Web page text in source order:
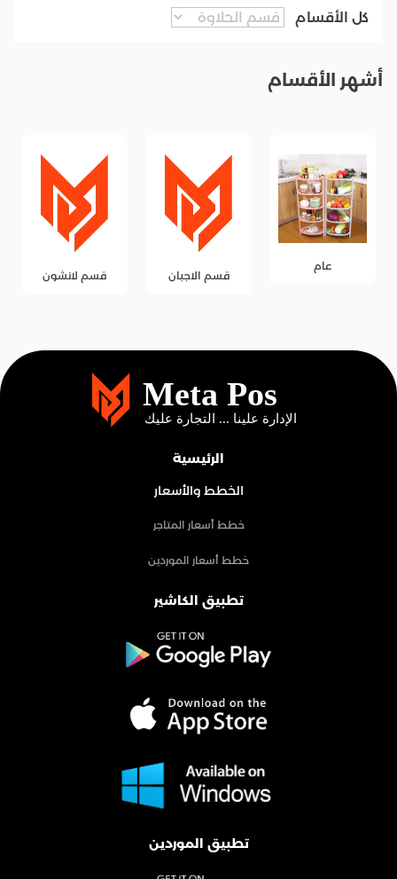
كل الأقسام
أشهر الأقسام
عام
قسم الاجبان قسم لانشون
الرئيسية
الخطط والأسعار
خطط أسعار المتاجر
خطط أسعار الموردين
تطبيق الكاشير
تطبيق الموردين